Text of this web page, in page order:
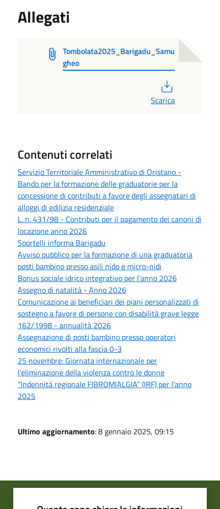
Allegati
Tombolata2025_Barigadu_Samu
gheo
Scarica
Contenuti correlati
Servizio Territoriale Amministrativo di Oristano -
Bando per la formazione delle graduatorie per la
concessione di contributi a favore degli assegnatari di
alloggi di edilizia residenziale
L. n. 431/98 - Contributi per il pagamento dei canoni di
locazione anno 2026
Sportelli informa Barigadu
Avviso pubblico per la formazione di una graduatoria
posti bambino presso asili nido e micro-nidi
Bonus sociale idrico integrativo per l'anno 2026
Assegno di natalità - Anno 2026
Comunicazione ai beneficiari dei piani personalizzati di
sostegno a favore di persone con disabilità grave legge
162/1998 - annualità 2026
Assegnazione di posti bambino presso operatori
economici rivolti alla fascia 0-3
25 novembre: Giornata internazionale per
l'eliminazione della violenza contro le donne
“Indennità regionale FIBROMIALGIA” (IRF) per l'anno
2025
Ultimo aggiornamento: 8 gennaio 2025, 09:15